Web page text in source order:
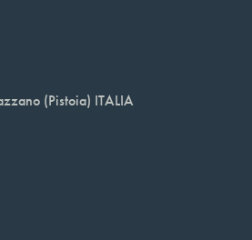
(Pistoia) ITALIA